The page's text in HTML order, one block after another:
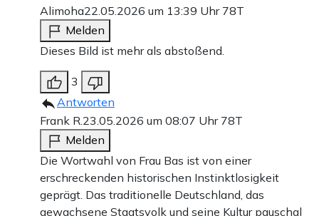
Alimoha22.05.2026 um 13:39 Uhr 78T
Melden
Dieses Bild ist mehr als abstoßend.
3
Antworten
Frank R. 23.05.2026 um 08:07 Uhr 78T
Melden
Die Wortwahl von Frau Bas ist von einer
erschreckenden historischen Instinktlosigkeit
geprägt. Das traditionelle Deutschland, das
gewachsene Staatsvolk und seine Kultur pauschal